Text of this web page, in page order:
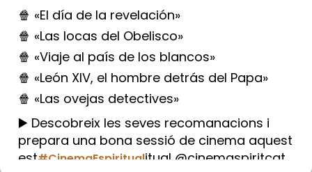
🍿 «El día de la revelación»
🍿 «Las locas del Obelisco»
🍿 «Viaje al país de los blancos»
🍿 «León XIV, el hombre detrás del Papa»
🍿 «Las ovejas detectives»
▶️ Descobreix les seves recomanacions i
prepara una bona sessió de cinema aquest
est#CinemaEspiritualitual @cinemaspiritcat